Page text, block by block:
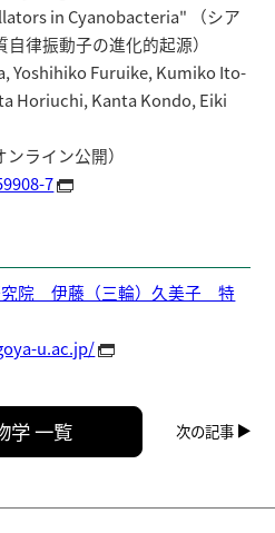
in Cyanobacteria" （シア
律振動子の進化的起源）
Yoshihiko Furuike, Kumiko Ito-
Horiuchi, Kanta Kondo, Eiki
ライン公開）
7
究院 伊藤（三輪）久美子 特
u.ac.jp/
学 一覧 次の記事